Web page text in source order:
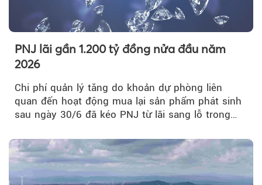
PNJ lãi gần 1.200 tỷ đồng nửa đầu năm
2026
Chi phí quản lý tăng do khoản dự phòng liên
quan đến hoạt động mua lại sản phẩm phát sinh
sau ngày 30/6 đã kéo PNJ từ lãi sang lỗ trong